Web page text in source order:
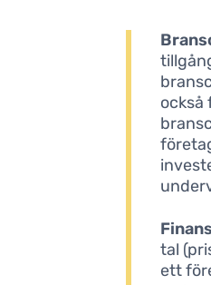
också
tal
ett